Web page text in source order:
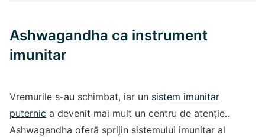
Ashwagandha ca instrument
imunitar
Vremurile s-au schimbat, iar un sistem imunitar
puternic a devenit mai mult un centru de atenție..
Ashwagandha oferă sprijin sistemului imunitar al